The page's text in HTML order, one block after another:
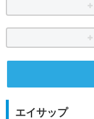
エイサップ